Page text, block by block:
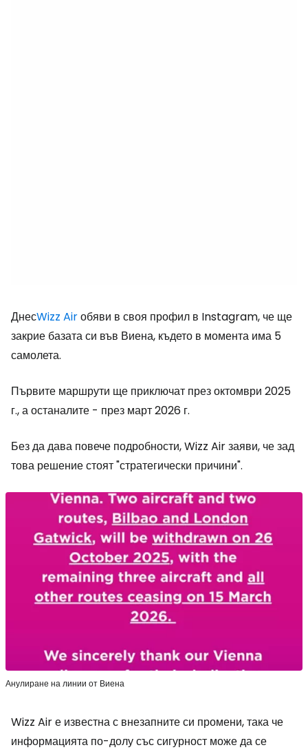
ДнесWizz Airобяви в своя профил в Instagram, че ще
закрие базата си във Виена, където в момента има 5
самолета.
Първите маршрути ще приключат през октомври 2025
г., а останалите - през март 2026 г.
Без да дава повече подробности, Wizz Air заяви, че зад
това решение стоят "стратегически причини".
Анулиране на линии от Виена
Wizz Air е известна с внезапните си промени, така че
информацията по-долу със сигурност може да се